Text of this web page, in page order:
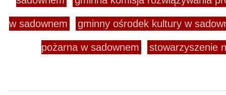
w sadownem gminny ośrodek kultury w
pożarna w sadownem stowarzyszenie